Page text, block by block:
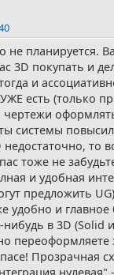
не планируется.
3D покупать и
и
есть (только
системы
то
тоже не
и удобная
предложить
удобно и главное
в 3D (Solid
переоформляете
Прозрачная